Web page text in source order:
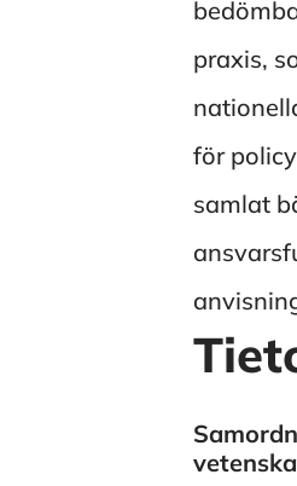
praxis,
för
samlat
Authors